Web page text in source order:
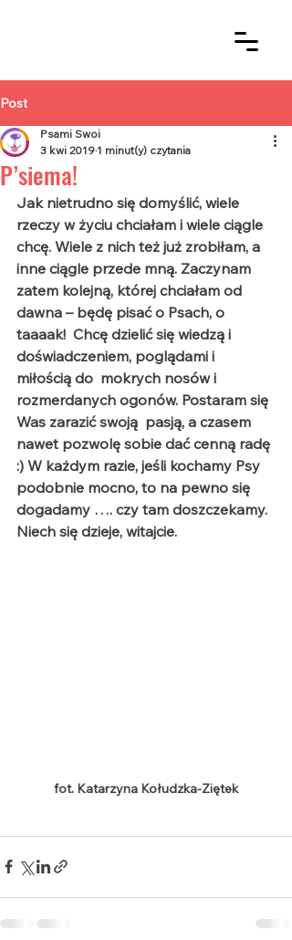
Post
P’siema!
Psami Swoi
3 kwi 20191 minut(y) czytania
Jak nietrudno się domyślić, wiele
rzeczy w życiu chciałam i wiele ciągle
chcę. Wiele z nich też już zrobiłam, a
inne ciągle przede mną. Zaczynam
zatem kolejną, której chciałam od
dawna – będę pisać o Psach, o
taaaak!  Chcę dzielić się wiedzą i
doświadczeniem, poglądami i
miłością do  mokrych nosów i
rozmerdanych ogonów. Postaram się
Was zarazić swoją  pasją, a czasem
nawet pozwolę sobie dać cenną radę
:) W każdym razie, jeśli kochamy Psy
podobnie mocno, to na pewno się
dogadamy …. czy tam doszczekamy.
Niech się dzieje, witajcie.
fot. Katarzyna Kołudzka-Ziętek